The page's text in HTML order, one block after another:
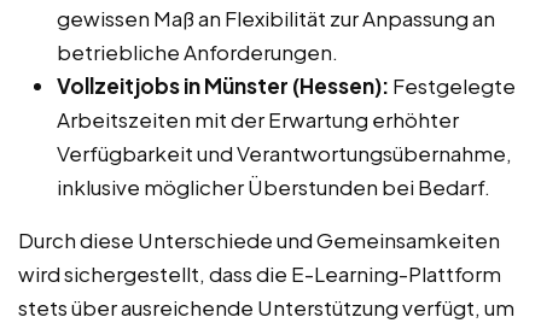
gewissen Maß an Flexibilität zur Anpassung an
betriebliche Anforderungen.
Vollzeitjobs in Münster (Hessen): Festgelegte
Arbeitszeiten mit der Erwartung erhöhter
Verfügbarkeit und Verantwortungsübernahme,
inklusive möglicher Überstunden bei Bedarf.
Durch diese Unterschiede und Gemeinsamkeiten
wird sichergestellt, dass die E-Learning-Plattform
stets über ausreichende Unterstützung verfügt, um